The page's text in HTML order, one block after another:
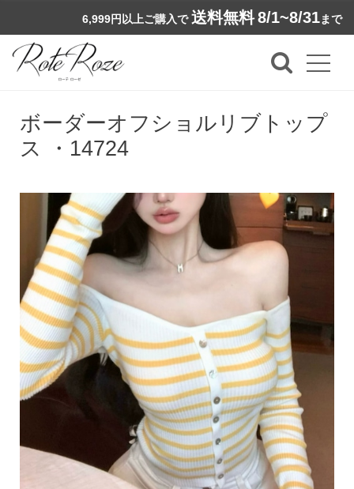
6,999円以上ご購入で 送料無料8/1~8/31まで
ボーダーオフショルリブトップ
ス ・14724